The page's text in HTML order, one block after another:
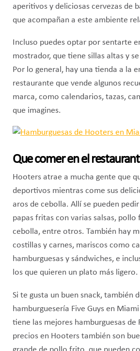
aperitivos y deliciosas cervezas de
que acompañan a este ambiente
Incluso puedes optar por sentarte
mostrador, que tiene sillas altas y
Por lo general, hay una tienda a la
restaurante que vende algunos
marca, como calendarios, tazas,
que imagines.
Que comer en el
Hooters atrae a mucha gente que
deportivos mientras come sus
aros de cebolla. Allí se pueden
papas fritas con varias salsas, pollo
cebolla, entre otros. También hay
costillas y carnes, mariscos como
hamburguesas y sándwiches, e
los que quieren un plato más ligero.
Si te gusta un buen snack, también
hamburguesería Five Guys en
tiene las mejores hamburguesas de
precios en Hooters también son